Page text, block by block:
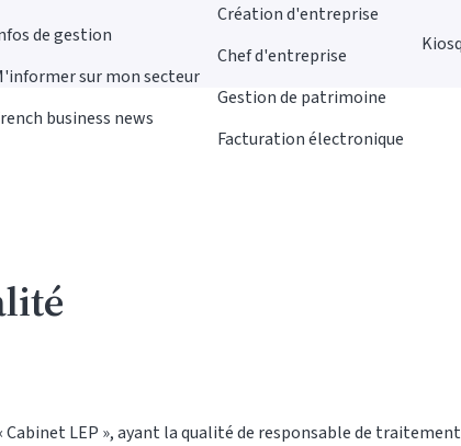
de gestion
sur mon secteur
business news
Création d'entreprise
Chef d'entreprise
Gestion de patrimoine
Facturation électronique
Cabinet LEP », ayant la qualité de responsable de